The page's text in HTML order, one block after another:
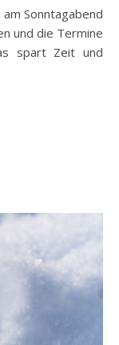
Sonntagabend
und die Termine
spart Zeit und